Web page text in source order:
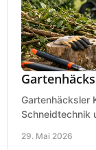
Gartenhäcksler
Schneidtechnik
29. Mai 2026